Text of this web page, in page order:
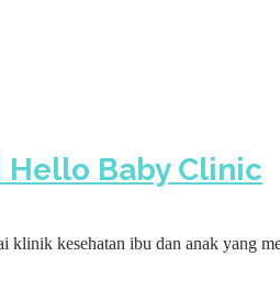
Hello Baby Clinic
kesehatan ibu dan anak yang